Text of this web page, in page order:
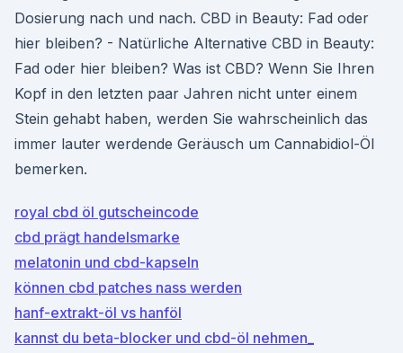
Dosierung nach und nach. CBD in Beauty: Fad oder
hier bleiben? - Natürliche Alternative CBD in Beauty:
Fad oder hier bleiben? Was ist CBD? Wenn Sie Ihren
Kopf in den letzten paar Jahren nicht unter einem
Stein gehabt haben, werden Sie wahrscheinlich das
immer lauter werdende Geräusch um Cannabidiol-Öl
bemerken.
royal cbd öl gutscheincode
cbd prägt handelsmarke
melatonin und cbd-kapseln
können cbd patches nass werden
hanf-extrakt-öl vs hanföl
kannst du beta-blocker und cbd-öl nehmen_